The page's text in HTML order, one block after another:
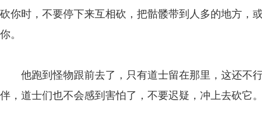
砍你时，不要停下来互相砍，把骷髅带到人多的地方，
你。
他跑到怪物跟前去了，只有道士留在那里，这还不
伴，道士们也不会感到害怕了，不要迟疑，冲上去砍它